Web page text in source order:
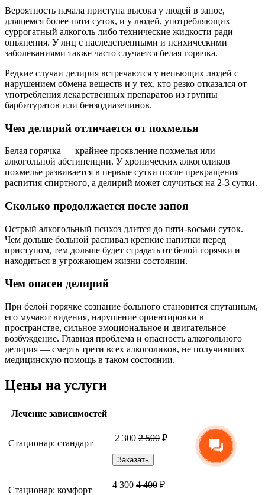
Вероятность начала приступа высока у людей в запое,
длящемся более пяти суток, и у людей, употребляющих
суррогатный алкоголь либо технические жидкости ради
опьянения. У лиц с наследственными и психическими
заболеваниями также часто случается белая горячка.
Редкие случаи делирия встречаются у непьющих людей с
нарушением обмена веществ и у тех, кто резко отказался от
употребления лекарственных препаратов из группы
барбитуратов или бензодиазепинов.
Чем делирий отличается от похмелья
Белая горячка — крайнее проявление похмелья или
алкогольной абстиненции. У хронических алкоголиков
похмелье развивается в первые сутки после прекращения
распития спиртного, а делирий может случиться на 2-3 сутки.
Сколько продолжается после запоя
Острый алкогольный психоз длится до пяти-восьми суток.
Чем дольше больной распивал крепкие напитки перед
приступом, тем дольше будет страдать от белой горячки и
находиться в угрожающем жизни состоянии.
Чем опасен делирий
При белой горячке сознание больного становится спутанным,
его мучают видения, нарушение ориентировки в
пространстве, сильное эмоциональное и двигательное
возбуждение. Главная проблема и опасность алкогольного
делирия — смерть трети всех алкоголиков, не получивших
медицинскую помощь в таком состоянии.
Цены на услуги
Лечение зависимостей
Стационар: стандарт
2 300 2 500 ₽
Заказать
Стационар: комфорт
4 300 4 400 ₽